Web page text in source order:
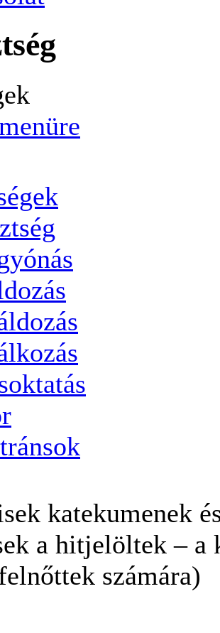
katekumenek
a hitjelöltek – a
számára)